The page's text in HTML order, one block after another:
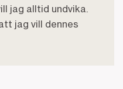
jag alltid undvika.
jag vill dennes